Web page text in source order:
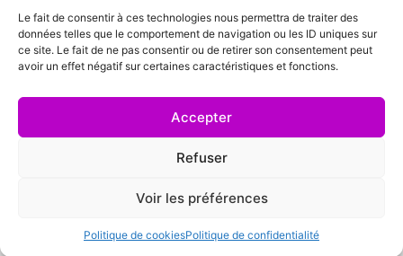
Le fait de consentir à ces technologies nous permettra de traiter des
données telles que le comportement de navigation ou les ID uniques sur
ce site. Le fait de ne pas consentir ou de retirer son consentement peut
avoir un effet négatif sur certaines caractéristiques et fonctions.
Accepter
Refuser
Voir les préférences
Politique de cookiesPolitique de confidentialité
Agence de Lyon
Agence de Cannes
Conditions générales de vente